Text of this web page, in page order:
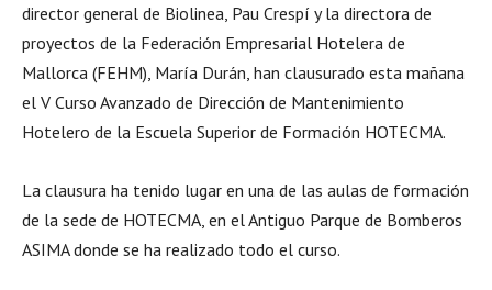
director general de Biolinea, Pau Crespí y la directora de
proyectos de la Federación Empresarial Hotelera de
Mallorca (FEHM), María Durán, han clausurado esta mañana
el V Curso Avanzado de Dirección de Mantenimiento
Hotelero de la Escuela Superior de Formación HOTECMA.
La clausura ha tenido lugar en una de las aulas de formación
de la sede de HOTECMA, en el Antiguo Parque de Bomberos
ASIMA donde se ha realizado todo el curso.